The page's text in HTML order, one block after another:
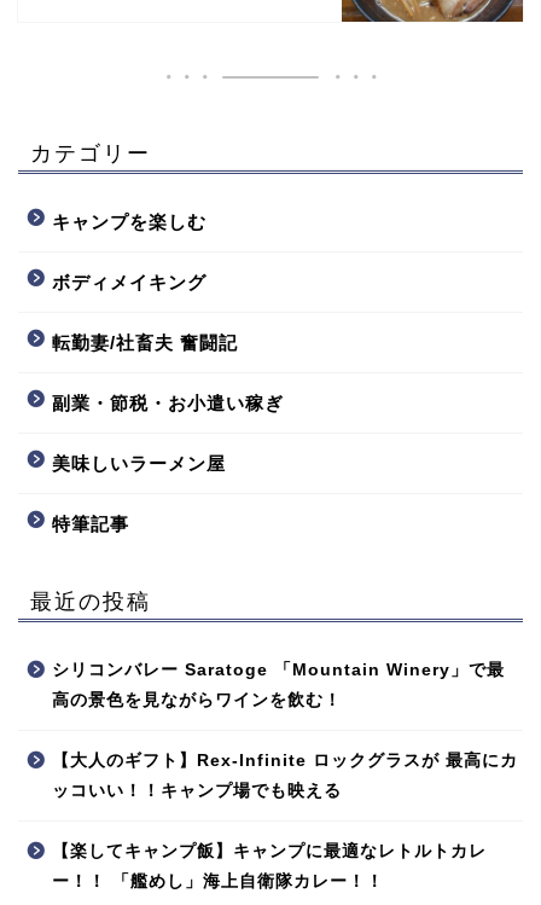
カテゴリー
キャンプを楽しむ
ボディメイキング
転勤妻/社畜夫 奮闘記
副業・節税・お小遣い稼ぎ
美味しいラーメン屋
特筆記事
最近の投稿
シリコンバレー Saratoge 「Mountain Winery」で最
高の景色を見ながらワインを飲む！
【大人のギフト】Rex-Infinite ロックグラスが 最高にカ
ッコいい！！キャンプ場でも映える
【楽してキャンプ飯】キャンプに最適なレトルトカレ
ー！！ 「艦めし」海上自衛隊カレー！！